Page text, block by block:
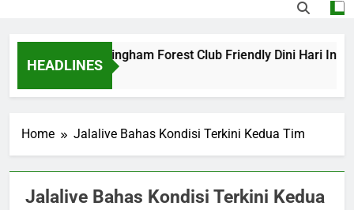
HEADLINES
Barcelona vs Nottingham Forest Club Friendly Dini Hari Ini
24 Hours Ago
Home Jalalive Bahas Kondisi Terkini Kedua Tim
Jalalive Bahas Kondisi Terkini Kedua